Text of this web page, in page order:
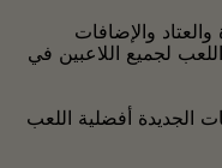
والإضافات
لجميع اللاعبين في
الجديدة أفضلية اللعب